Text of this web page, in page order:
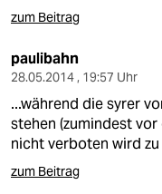
zum Beitrag
paulibahn
28.05.2014 , 19:57 Uhr
...während die syrer
stehen (zumindest
nicht verboten wird
zum Beitrag